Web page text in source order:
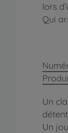
lors
Qui
Un
Un